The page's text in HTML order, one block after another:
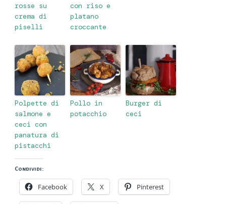
rosse su
crema di
piselli
con riso e
platano
croccante
Polpette di
salmone e
ceci con
panatura di
pistacchi
Pollo in
potacchio
Burger di
ceci
Condividi:
Facebook X Pinterest